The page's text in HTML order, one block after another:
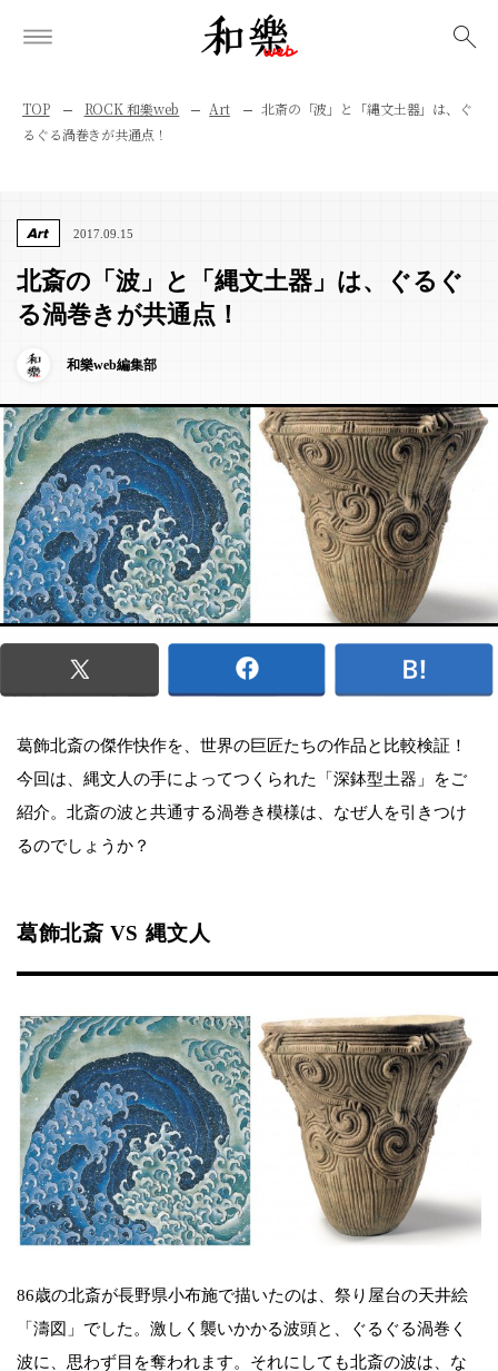
TOP ROCK 和樂web Art
北斎の「波」と「縄文土器」は、ぐ
るぐる渦巻きが共通点！
Art 2017.09.15
北斎の「波」と「縄文土器」は、ぐるぐ
る渦巻きが共通点！
和樂web編集部
葛飾北斎の傑作快作を、世界の巨匠たちの作品と比較検証！
今回は、縄文人の手によってつくられた「深鉢型土器」をご
紹介。北斎の波と共通する渦巻き模様は、なぜ人を引きつけ
るのでしょうか？
葛飾北斎 VS 縄文人
86歳の北斎が長野県小布施で描いたのは、祭り屋台の天井絵
「濤図」でした。激しく襲いかかる波頭と、ぐるぐる渦巻く
波に、思わず目を奪われます。それにしても北斎の波は、な